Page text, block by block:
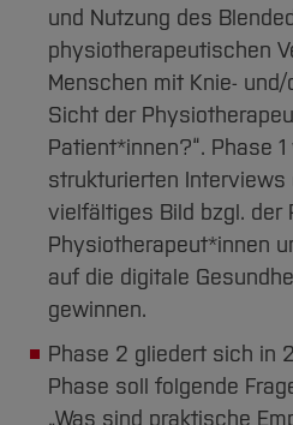
und Nutzung des
physiotherapeutischen
Menschen mit Knie-
Sicht der
Patient*innen?“. Phase
strukturierten Interviews
vielfältiges Bild bzgl. der
Physiotherapeut*innen
auf die digitale
gewinnen.
Phase 2 gliedert sich in
Phase soll folgende
„Was sind praktische